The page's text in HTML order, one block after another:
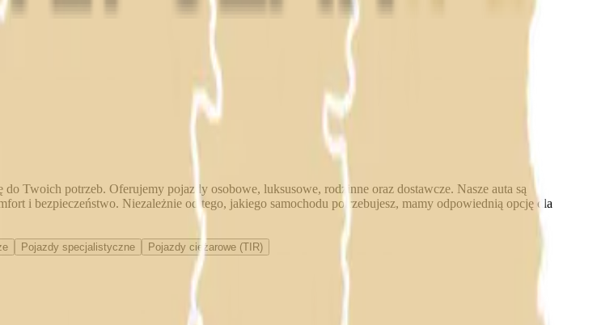
Twoich potrzeb. Oferujemy pojazdy osobowe, luksusowe, rodzinne oraz dostawcze. Nasze auta są
i bezpieczeństwo. Niezależnie od tego, jakiego samochodu potrzebujesz, mamy odpowiednią opcję dla
Pojazdy specjalistyczne Pojazdy ciężarowe (TIR)